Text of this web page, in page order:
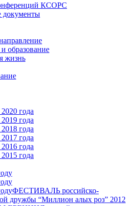
КСОРС
документы
образование
жизнь
года
года
годa
года
года
года
ФЕСТИВАЛЬ российско-
дружбы “Миллион алых роз” 2012